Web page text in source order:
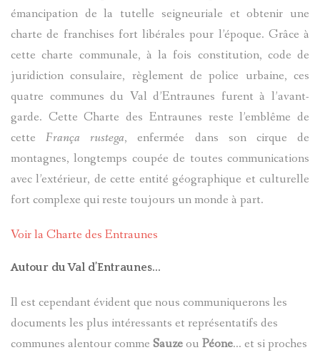
émancipation de la tutelle seigneuriale et obtenir une
charte de franchises fort libérales pour l’époque. Grâce à
cette charte communale, à la fois constitution, code de
juridiction consulaire, règlement de police urbaine, ces
quatre communes du Val d’Entraunes furent à l’avant-
garde. Cette Charte des Entraunes reste l’emblême de
cetteFrança rustega, enfermée dans son cirque de
montagnes, longtemps coupée de toutes communications
avec l’extérieur, de cette entité géographique et culturelle
fort complexe qui reste toujours un monde à part.
Voir la Charte des Entraunes
Autour du Val d’Entraunes...
Il est cependant évident que nous communiquerons les
documents les plus intéressants et représentatifs des
communes alentour comme Sauzeou Péone… et si proches